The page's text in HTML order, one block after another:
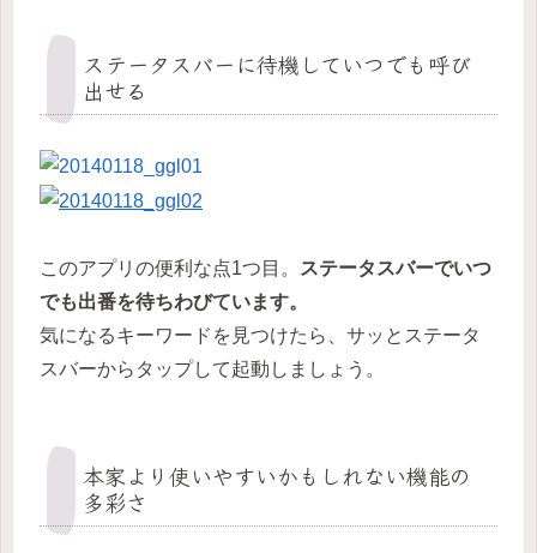
ステータスバーに待機していつでも呼び
出せる
このアプリの便利な点1つ目。 ステータスバーでいつ
でも出番を待ちわびています。
気になるキーワードを見つけたら、サッとステータ
スバーからタップして起動しましょう。
本家より使いやすいかもしれない機能の
多彩さ